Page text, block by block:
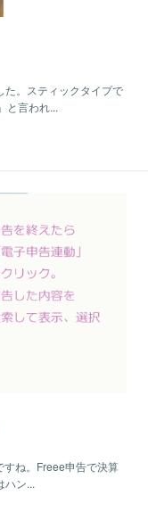
た。スティックタイプで
と言われ...
ね。Freee申告で決算
ハン...